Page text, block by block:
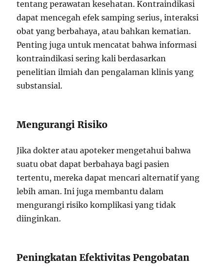
tentang perawatan kesehatan. Kontraindikasi
dapat mencegah efek samping serius, interaksi
obat yang berbahaya, atau bahkan kematian.
Penting juga untuk mencatat bahwa informasi
kontraindikasi sering kali berdasarkan
penelitian ilmiah dan pengalaman klinis yang
substansial.
Mengurangi Risiko
Jika dokter atau apoteker mengetahui bahwa
suatu obat dapat berbahaya bagi pasien
tertentu, mereka dapat mencari alternatif yang
lebih aman. Ini juga membantu dalam
mengurangi risiko komplikasi yang tidak
diinginkan.
Peningkatan Efektivitas Pengobatan